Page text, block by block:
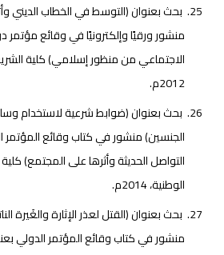
بحث بعنوان (التوسط في الخطاب الديني
منشور ورقيًا وإلكترونيًا في وقائع مؤتمر
الاجتماعي من منظور إسلامي) كلية
2012م.
بحث بعنوان (ضوابط شرعية لاستخدام
الجنسين) منشور في كتاب وقائع المؤتمر
التواصل الحديثة وأثرها على المجتمع)
الوطنية، 2014م.
بحث بعنوان (القتل لعذر الإثارة والغَيرة
منشور في كتاب وقائع المؤتمر الدولي